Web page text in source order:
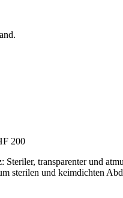
200
Steriler, transparenter und
sterilen und keimdichten